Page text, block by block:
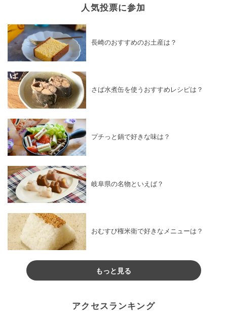
人気投票に参加
長崎のおすすめのお土産は？
さば水煮缶を使うおすすめレシピは？
プチっと鍋で好きな味は？
岐阜県の名物といえば？
おむすび権米衛で好きなメニューは？
もっと見る
アクセスランキング